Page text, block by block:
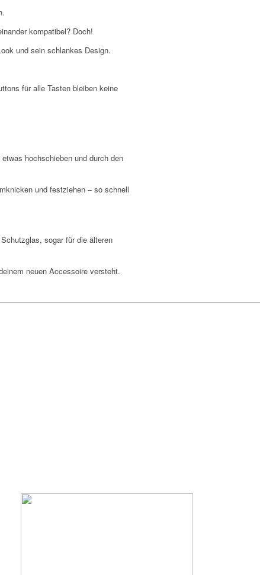
kompatibel? Doch!
und sein schlankes Design.
für alle Tasten bleiben keine
hochschieben und durch den
und festziehen – so schnell
sogar für die älteren
neuen Accessoire versteht.